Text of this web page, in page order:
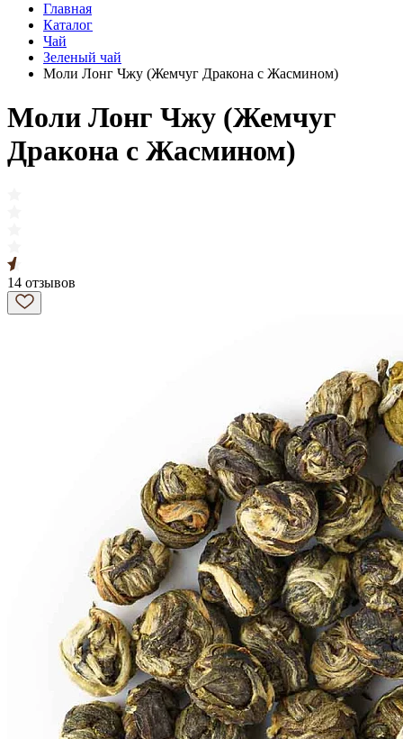
Главная
Каталог
Чай
Зеленый чай
Моли Лонг Чжу (Жемчуг Дракона с Жасмином)
Моли Лонг Чжу (Жемчуг
Дракона с Жасмином)
14 отзывов